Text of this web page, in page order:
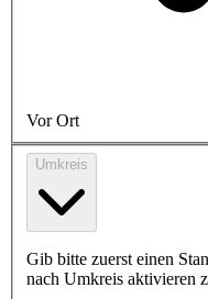
Vor Ort
Umkreis
Gib bitte zuerst einen
nach Umkreis aktivieren